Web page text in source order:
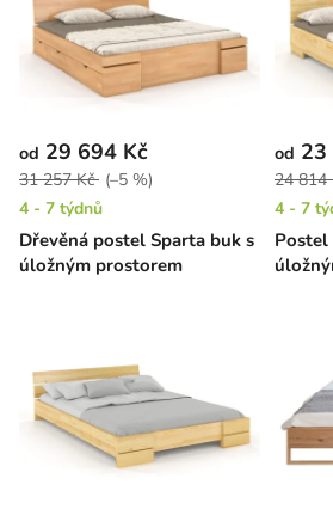
Dřevěná postel Sparta buk s
úložným prostorem
od 29 694 Kč
31 257 Kč (–5 %)
4 - 7 týdnů
Postel
od 23
24 814
4 - 7